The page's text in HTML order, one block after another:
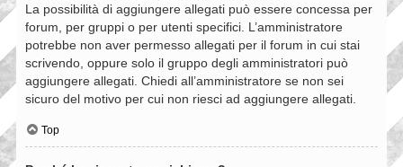
La possibilità di aggiungere allegati può essere concessa per
forum, per gruppi o per utenti specifici. L’amministratore
potrebbe non aver permesso allegati per il forum in cui stai
scrivendo, oppure solo il gruppo degli amministratori può
aggiungere allegati. Chiedi all’amministratore se non sei
sicuro del motivo per cui non riesci ad aggiungere allegati.
Top